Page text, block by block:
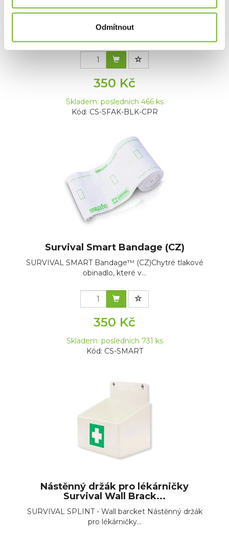
Odmítnout
Survival First Aid Kit Pocket (CZ)
SURVIVAL First Aid KIT - POCKET (CZ)Kompaktní
350 Kč
Skladem: posledních 466 ks
Kód: CS-SFAK-BLK-CPR
Survival Smart Bandage (CZ)
SURVIVAL SMART Bandage™ (CZ)Chytré tlakové
obinadlo, které v...
350 Kč
Skladem: posledních 731 ks
Kód: CS-SMART
Nástěnný držák pro lékárničky
Survival Wall Brack...
SURVIVAL SPLINT - Wall barcket Nástěnný držák
pro lékárničky...